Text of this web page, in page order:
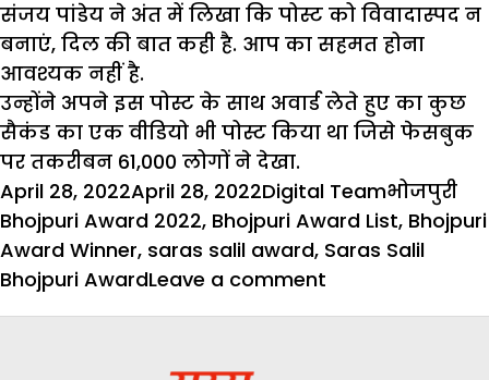
संजय पांडेय ने अंत में लिखा कि पोस्ट को विवादास्पद न
बनाएं, दिल की बात कही है. आप का सहमत होना
आवश्यक नहीं है.
उन्होंने अपने इस पोस्ट के साथ अवार्ड लेते हुए का कुछ
सैकंड का एक वीडियो भी पोस्ट किया था जिसे फेसबुक
पर तकरीबन 61,000 लोगों ने देखा.
Posted
on
April 28, 2022April 28, 2022Author
Digital Teamभोजपुरी
Bhojpuri Award 2022, Bhojpuri Award List, Bhojpuri
Award Winner, saras salil award, Saras Salil
Bhojpuri AwardLeave a comment